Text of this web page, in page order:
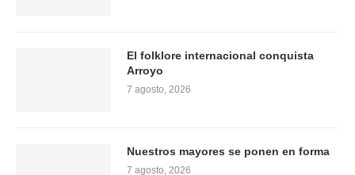
El folklore internacional conquista
Arroyo
7 agosto, 2026
Nuestros mayores se ponen en forma
7 agosto, 2026